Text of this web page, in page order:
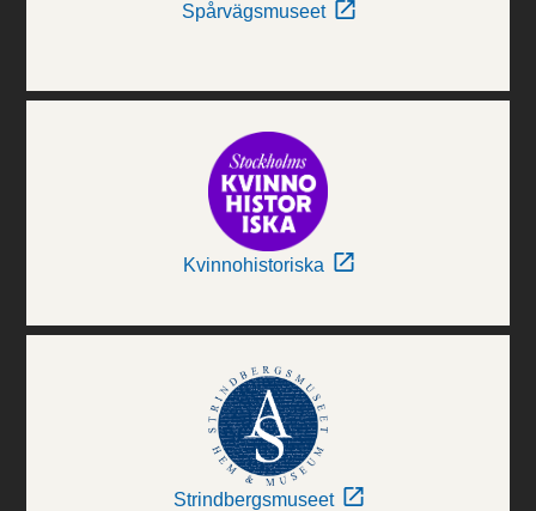
Spårvägsmuseet
Kvinnohistoriska
Strindbergsmuseet